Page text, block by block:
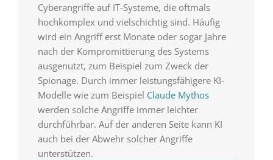
Cyberangriffe auf IT-Systeme, die oftmals
hochkomplex und vielschichtig sind. Häufig
wird ein Angriff erst Monate oder sogar Jahre
nach der Kompromittierung des Systems
ausgenutzt, zum Beispiel zum Zweck der
Spionage. Durch immer leistungsfähigere KI-
Modelle wie zum Beispiel Claude Mythos
werden solche Angriffe immer leichter
durchführbar. Auf der anderen Seite kann KI
auch bei der Abwehr solcher Angriffe
unterstützen.